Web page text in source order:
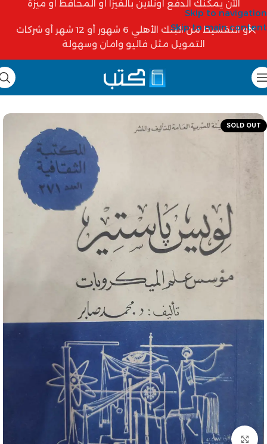
Skip to navigation
Skip to main content
الآن يمكنك الدفع أونلاين بالفيزا أو المحافظ أو ميزة
أو التقسيط من البنك الأهلي 6 شهور أو 12 شهر أو شركات
التمويل مثل فاليو وامان وسهولة
SOLD OUT
Click to enlarge